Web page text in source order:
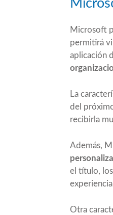
Microsoft
permitirá
aplicación
La
del
recibirla
Además,
el título,
Otra